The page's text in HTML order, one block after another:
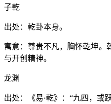
子乾
出处：乾卦本身。
寓意：尊贵不凡，胸怀乾坤。
与开创精神。
龙渊
出处：《易·乾》：“九四，或